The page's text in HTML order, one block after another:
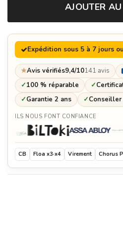
AJOUTER
Expédition sous 5 à 7 jours
★Avis vérifiés9,4/10141 avis
✓100 % réparable ✓
✓Garantie 2 ans ✓Conseiller
ILS NOUS FONT CONFIANCE
CB Floa x3·x4 Virement Chorus